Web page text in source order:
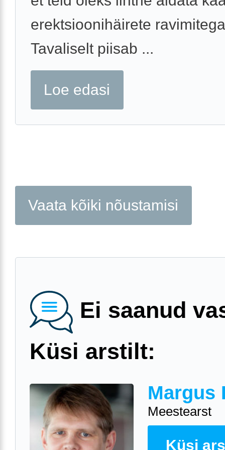
erektsioonihäirete
Tavaliselt piisab ...
Loe edasi
Vaata kõiki nõustamisi
Ei saanud
Küsi arstilt:
Margus
Meestearst
Küsi